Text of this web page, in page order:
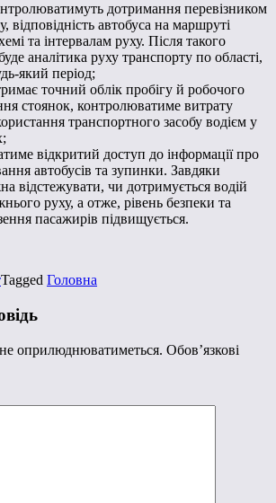
дотримання перевізником
відповідність автобуса на маршруті
та інтервалам руху. Після такого
аналітика руху транспорту по області,
який період;
точний облік пробігу й робочого
стоянок, контролюватиме витрату
транспортного засобу водієм у
відкритий доступ до інформації про
автобусів та зупинки. Завдяки
відстежувати, чи дотримується водій
руху, а отже, рівень безпеки та
пасажирів підвищується.
Tagged Головна
оприлюднюватиметься. Обов’язкові